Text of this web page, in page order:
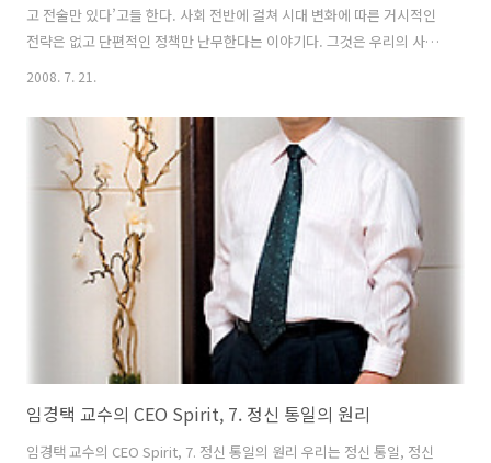
고 전술만 있다’고들 한다. 사회 전반에 걸쳐 시대 변화에 따른 거시적인
전략은 없고 단편적인 정책만 난무한다는 이야기다. 그것은 우리의 사고
수준이 단편적이고 평면적인 이론에 입각한 기계적인 분석에 치우쳐 있
면 전략적인 사고는 과연 무엇을 이야기하는 것일까? 전략적 사고란 거
시적(巨視的)이고 분석적(分析的)이며, 체계적(體系的)이고 다면적(多
面的)이며, 동태적(動態的)이고 종합적(綜合的)으로 파악하는 것을 말
한다. 달리 말하면 모든 개체나 각 개체간의 관계 속에 내재된 속성과 변
화의 성격을 입체적으로 파악하는 것이다. 거시적인 것은 시ㆍ공간적으
로 긴 흐름 ..
2008. 7. 21.
임경택 교수의 CEO Spirit, 7. 정신 통일의 원리
임경택 교수의 CEO Spirit, 7. 정신 통일의 원리 우리는 정신 통일, 정신